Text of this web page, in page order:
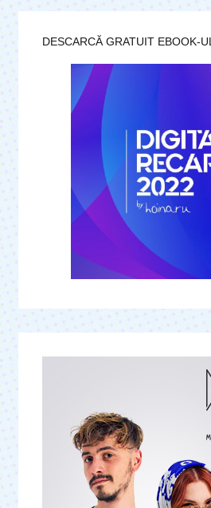
DESCARCĂ GRATUIT EBOOK-UL